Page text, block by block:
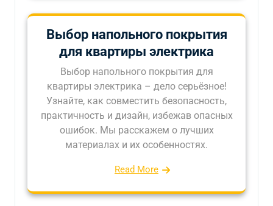
Выбор напольного покрытия
для квартиры электрика
Выбор напольного покрытия для
квартиры электрика – дело серьёзное!
Узнайте, как совместить безопасность,
практичность и дизайн, избежав опасных
ошибок. Мы расскажем о лучших
материалах и их особенностях.
Read More